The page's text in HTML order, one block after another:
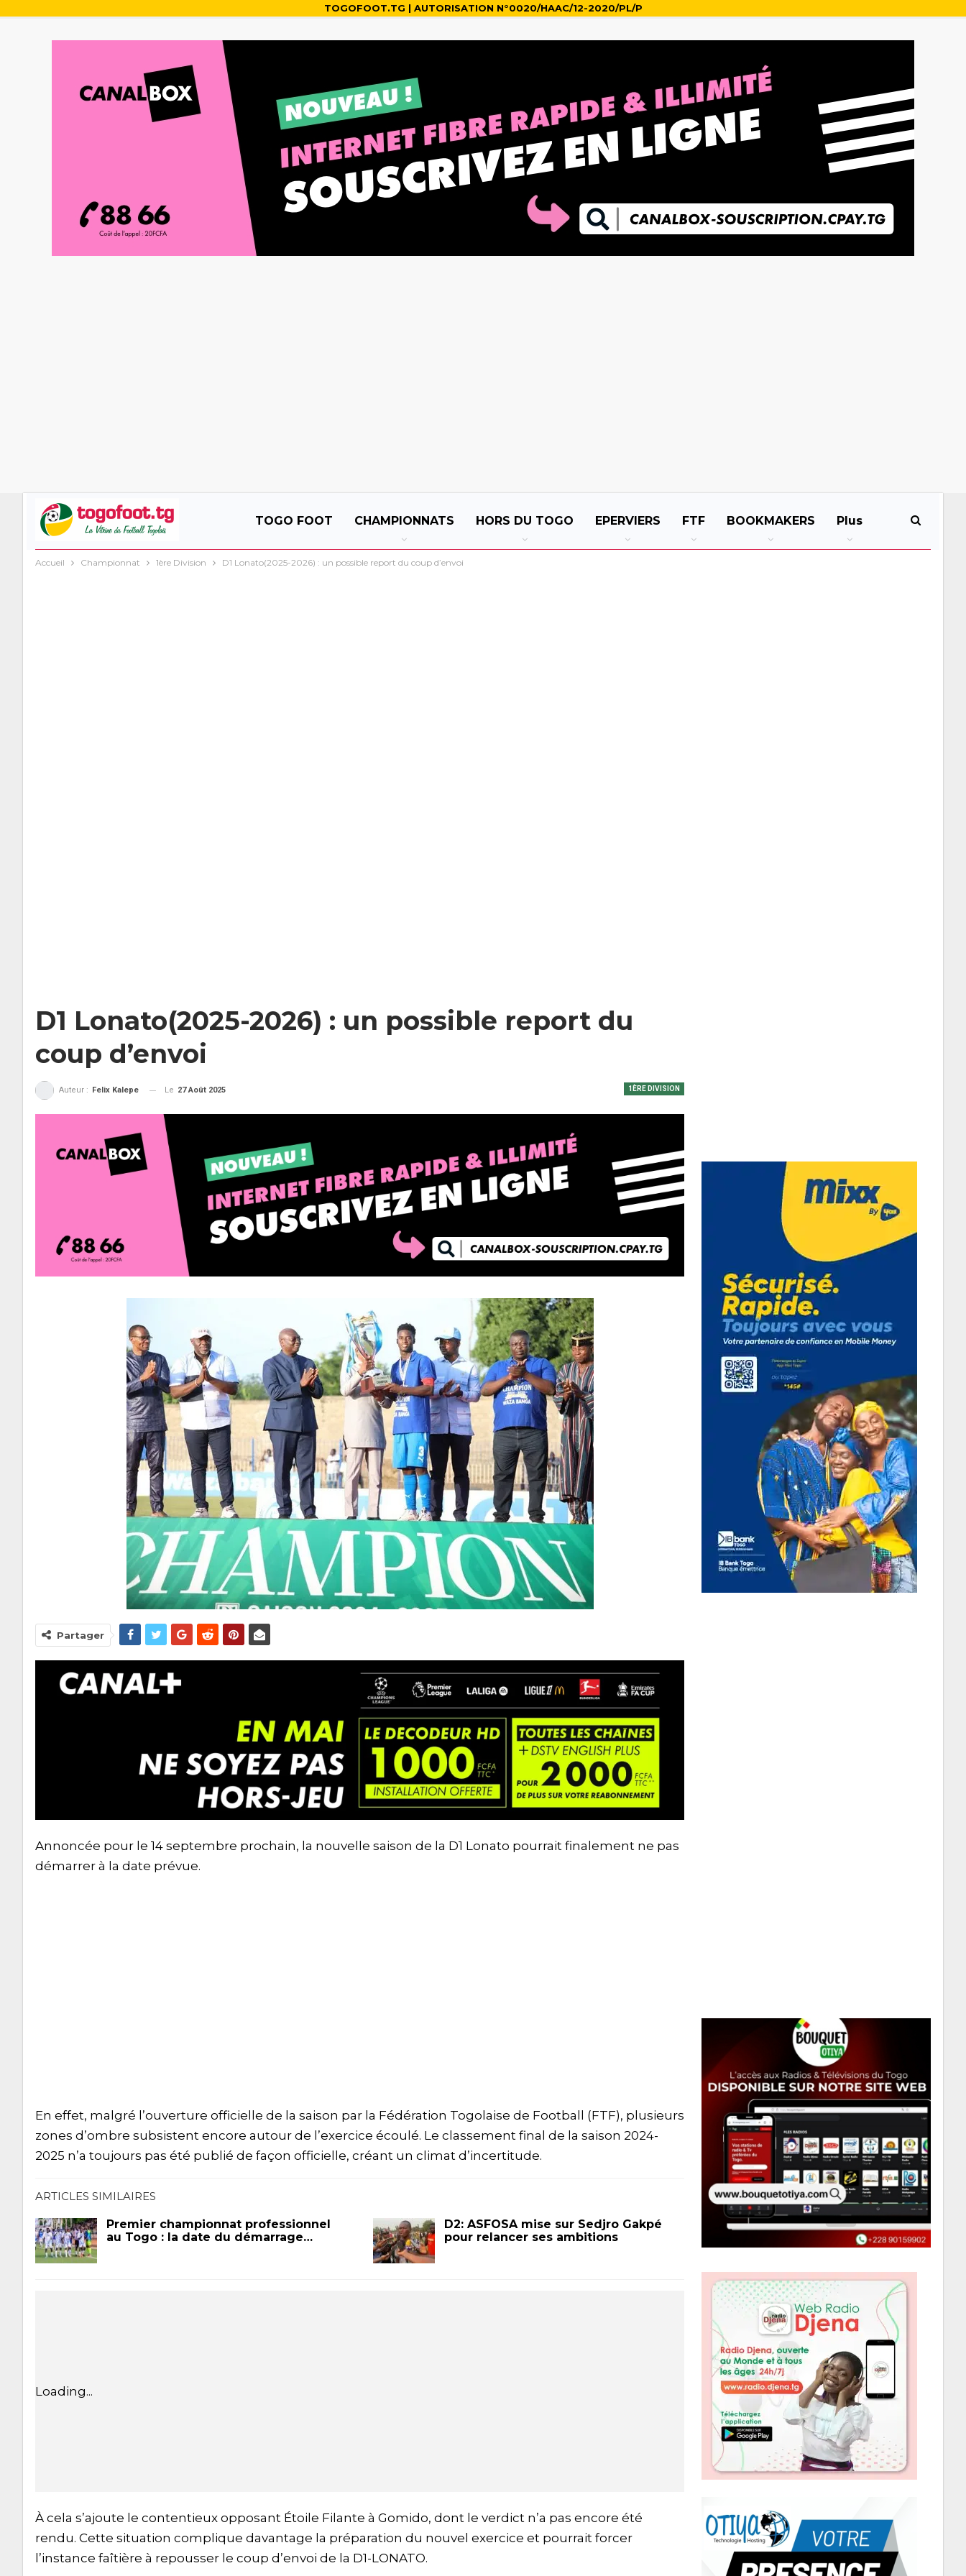
TOGOFOOT.TG | AUTORISATION N°0020/HAAC/12-2020/PL/P
TOGO FOOT CHAMPIONNATS HORS DU TOGO EPERVIERS FTF BOOKMAKERS Plus
Accueil Championnat 1ère Division D1 Lonato(2025-2026) : un possible report du coup d’envoi
D1 Lonato(2025-2026) : un possible report du
coup d’envoi
1ÈRE DIVISION
Auteur : Felix Kalepe Le 27 Août 2025
Partager
Annoncée pour le 14 septembre prochain, la nouvelle saison de la D1 Lonato pourrait finalement ne pas
démarrer à la date prévue.
En effet, malgré l’ouverture officielle de la saison par la Fédération Togolaise de Football (FTF), plusieurs
zones d’ombre subsistent encore autour de l’exercice écoulé. Le classement final de la saison 2024-
2025 n’a toujours pas été publié de façon officielle, créant un climat d’incertitude.
ARTICLES SIMILAIRES
Premier championnat professionnel
au Togo : la date du démarrage…
D2: ASFOSA mise sur Sedjro Gakpé
pour relancer ses ambitions
Loading...
À cela s’ajoute le contentieux opposant Étoile Filante à Gomido, dont le verdict n’a pas encore été
rendu. Cette situation complique davantage la préparation du nouvel exercice et pourrait forcer
l’instance faîtière à repousser le coup d’envoi de la D1-LONATO.